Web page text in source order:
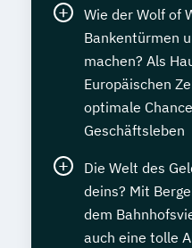
Wie der Wolf of
Bankentürmen
machen? Als
Europäischen
optimale
Geschäftsleben
Die Welt des
deins? Mit
dem
auch eine tolle